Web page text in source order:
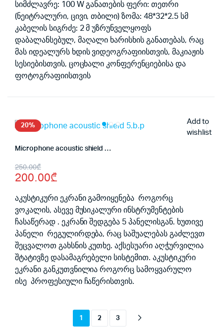
სიმძლავრე: 100 W განათების ფერი: თეთრი
(ნეიტრალური, ცივი, თბილი) ზომა: 48*32*2.5 სმ
კაბელის სიგრძე: 2 მ უზრუნველყოფს
დაბალანსებულ, მაღალი ხარისხის განათებას, რაც
მას იდეალურს ხდის ვიდეოგრაფიისთვის, მაკიაჟის
სესიებისთვის, ცოცხალი კონფერენციებისა და
ფოტოგრაფიისთვის
20%
Add to
wishlist
Microphone acoustic shield 5.b.p
250.00₾
Original
price
was:
250.00₾.
200.00₾
Current
price
is:
200.00₾.
აკუსტიკური ეკრანი გამოიყენება როგორც
ვოკალის, ასევე მუსიკალური ინსტრუმენტების
ჩასაწერად . ეკრანი შედგება 5 პანელისგან. ხუთივე
პანელი რეგულირდება, რაც საშუალებას გაძლევთ
შეცვალოთ გახსნის კუთხე. აქსესუარი აღჭურვილია
შტატივზე დასამაგრებელი სისტემით. აკუსტიკური
ეკრანი განკუთვნილია როგორც სამოყვარულო
ისე პროფესიული ჩაწერისთვის.
1 2 3